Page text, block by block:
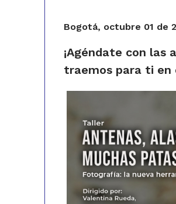
Bogotá, octubre 01 de
¡Agéndate con las
traemos para ti en